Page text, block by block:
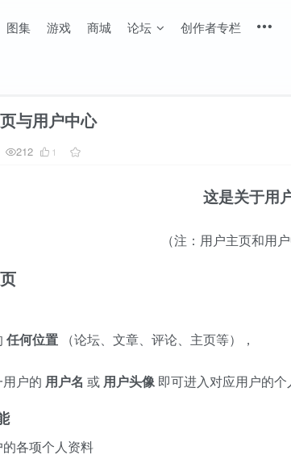
图集 游戏 商城 论坛 创作者专栏
与用户中心
212 1
这是关于用
（注：用户主页和用
任何位置 （论坛、文章、评论、主页等），
户的 用户名 或 用户头像即可进入对应用户的
的各项个人资料